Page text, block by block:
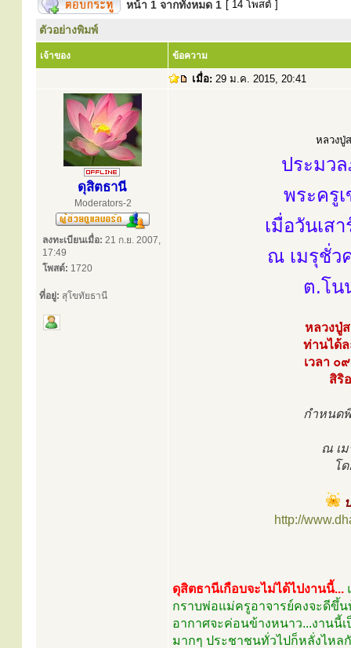
หน้า 1 จากทั้งหมด 1 [ 14 โพสต์ ]
ตัวอย่างพิมพ์
เจ้าของ ข้อความ
เมื่อ: 29 ม.ค. 2015, 20:41
ดุสิตธานี
Moderators-2
ลงทะเบียนเมื่อ: 21 ก.ย. 2007,
17:49
โพสต์: 1720
ที่อยู่: สุโขทัยธานี
หลวงปู่
ประมว
พระครู
เมื่อวันเ
ณ เมรุชั่ว
ต.โน
หลวงปู่
ท่านได้
เวลา ๐
สิริ
กำหนด
ณ เ
โ
http://
ดุสิตธานีเกือบจะไม่ได้ไปงานนี้...
กราบพ่อแม่ครูอาจารย์คงจะดีขึ้น
อากาศจะค่อนข้างหนาว...งานนี้
มากๆ ประชาชนทั่วไปก็หลั่งไหล